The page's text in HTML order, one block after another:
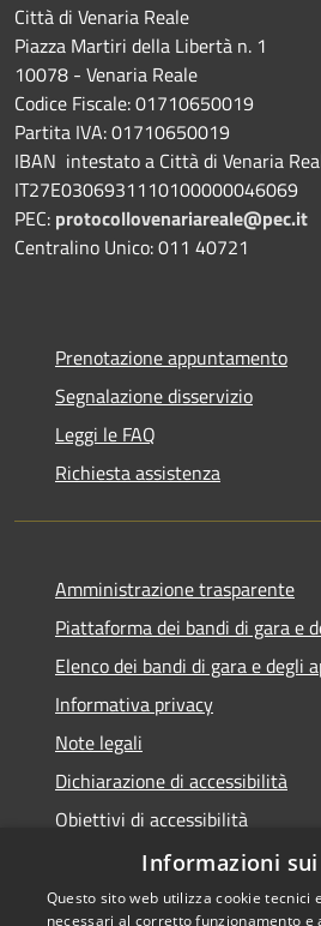
Città di Venaria Reale
Piazza Martiri della Libertà n. 1
10078 - Venaria Reale
Codice Fiscale: 01710650019
Partita IVA: 01710650019
IBAN intestato a Città di Venaria
IT27E0306931110100000046069
PEC: protocollovenariareale@pec.it
Centralino Unico: 011 40721
Prenotazione appuntamento
Segnalazione disservizio
Leggi le FAQ
Richiesta assistenza
Amministrazione trasparente
Piattaforma dei bandi di gara e
Elenco dei bandi di gara e degli
Informativa privacy
Note legali
Dichiarazione di accessibilità
Obiettivi di accessibilità
Informazioni
Questo sito web utilizza cookie tecnici
necessari al corretto funzionamento e